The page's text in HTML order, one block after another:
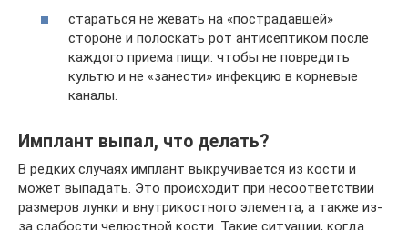
стараться не жевать на «пострадавшей»
стороне и полоскать рот антисептиком после
каждого приема пищи: чтобы не повредить
культю и не «занести» инфекцию в корневые
каналы.
Имплант выпал, что делать?
В редких случаях имплант выкручивается из кости и
может выпадать. Это происходит при несоответствии
размеров лунки и внутрикостного элемента, а также из-
за слабости челюстной кости. Такие ситуации, когда